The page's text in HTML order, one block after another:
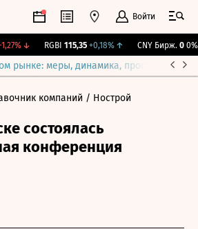
Войти
↓ RGBI 115,35 +0,18%↑ CNY Бирж. 0 0%
рынке: меры, динамика, прогнозы
компаний / Нострой
состоялась
конференция